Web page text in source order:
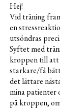
Hej!
Vid träning
en
utsöndras
Syftet med
kroppen till att
starkare/få
det lättare
mina patienter
på kroppen,